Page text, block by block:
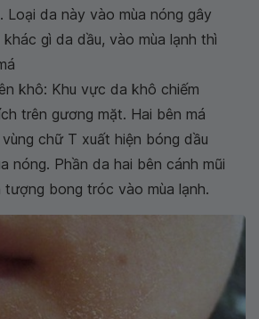
Loại da này vào mùa nóng gây
gì da dầu, vào mùa lạnh thì
khô: Khu vực da khô chiếm
trên gương mặt. Hai bên má
chữ T xuất hiện bóng dầu
nóng. Phần da hai bên cánh mũi
tượng bong tróc vào mùa lạnh.